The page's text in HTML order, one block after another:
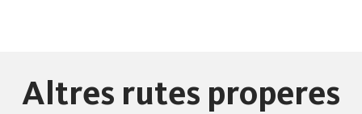
Altres rutes properes